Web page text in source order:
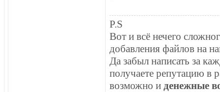
P.S
Вот и всё нечего
добавления файлов на
Да забыл написать за
получаете репутацию в
возможно и денежные